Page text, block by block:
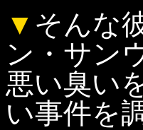
▼ そんな
ン・サン
悪い臭い
い事件を